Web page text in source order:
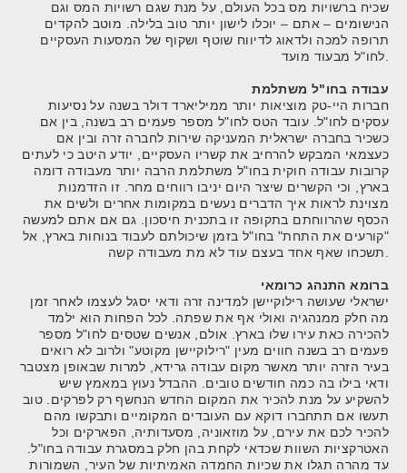
שכיח ברשויות מס בכל העולם, על מנת שגם רשויות המס וגם
הנישומים – אתם – יוכלו לישון יותר טוב בלילה. מוטב להקדים
תרופה למכה ולדאוג לדיווח שוטף ושקוף של המסעות העסקיים
עבודה בחו"ל משתלמת
חברות היי-טק מוציאות יותר ממיליארד דולר בשנה על נסיעות
עסקים לחו"ל. עובד הטס לחו"ל מספר פעמים רב בשנה, בין אם
כשכיר בחברה ישראלית המעניקה שירות לחברה זרה ובין אם
כעצמאי המבקש להרחיב את קשריו העסקיים, יודע היטב כי לעתים
קרובות עבודה חוקית בחו"ל משתלמת הרבה יותר מעבודה דומה
בארץ, וכי הקשרים שיצר היום יניבו רווחים מחר. זו הזדמנות
מצוינת לראות איך הדברים נעשים במקומות אחרים ולשים את
הכסף שהרווחתם בתקופה זו בתכנית חיסכון. גם אם אתם למעשה
"קורעים את התחת" בחו"ל בזמן שיכולתם לעבוד בנוחות בארץ, אל
ברומא התנהג כרומאי
ישראלי שעושה רילוקיישן למדינה זרה ודאי יסגל לעצמו לאחר זמן
מה חלק ממנהגיה ואולי אף את שפתה. לכל הפחות הוא ילמד
להכירה כאת עירו שלו בארץ. אולם, אנשים שטסים לחו"ל מספר
פעמים רב בשנה חווים מעין "רילוקיישן מקוטע" ולרוב לא רואים
בעיר הזרה יותר מאשר מקום עבודה גרידא, למרות שבאופן מצטבר
ודאי בילו בה כמה חודשים טובים. ההבדל נעוץ במאמץ שיש
להשקיע על מנת להכיר את המקום החדש הנחשף רק לפרקים. טוב
תעשו אם תתחברו דוקא עם העובדים המקומיים ותבקשו מהם
להכיר לכם את עירם, על מוזאוניה, מסעדותיה, הפארקים וכל
האטרקציות השוות שכדאי לקחת בהן חלק במסגרת עבודה בחו"ל.
עד מהרה תגלו את שכיות החמדה האמיתיות של העיר, השמורות